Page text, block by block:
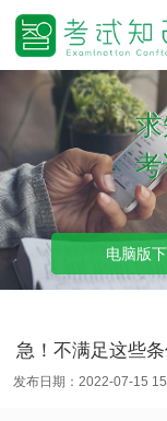
电脑版
急！不满足这些
发布日期：2022-07-15